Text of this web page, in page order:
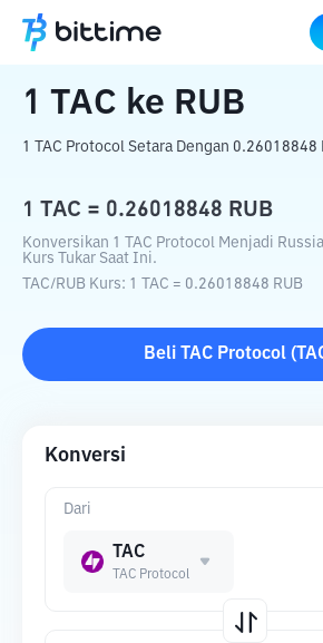
Beranda Konverter Kripto ke
1 TAC ke RUB
1 TAC Protocol Setara Dengan 0.26018848
1 TAC = 0.26018848 RUB
Konversikan 1 TAC Protocol Menjadi
Kurs Tukar Saat Ini.
TAC/RUB Kurs: 1 TAC = 0.26018848 RUB
Beli TAC Protocol(
Konversi
Dari
TAC
TAC Protocol